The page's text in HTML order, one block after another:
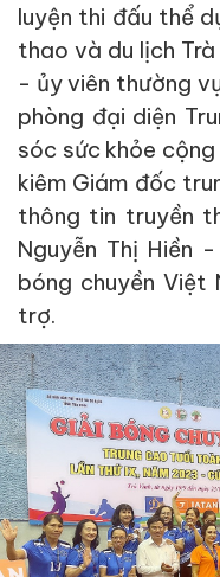
luyện thi đấu thể
thao và du lịch
- ủy viên thường
phòng đại diện
sóc sức khỏe
kiêm Giám đốc
thông tin truyền
Nguyễn Thị Hiền
bóng chuyền
trợ.